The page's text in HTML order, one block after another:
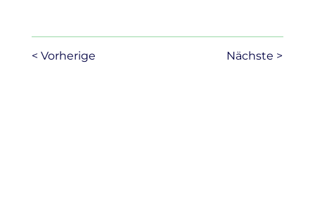
< Vorherige Nächste >